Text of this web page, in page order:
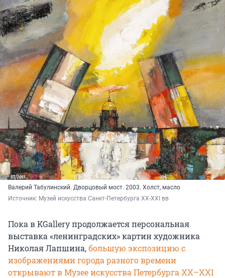
Валерий Табулинский. Дворцовый мост. 2003. Холст, масло
Источник: Музей искусства Санкт-Петербурга XX-XXI вв
Пока в KGallery продолжается персональная
выставка «ленинградских» картин художника
Николая Лапшина,большую экспозицию с
изображениями города разного времени
открывают в Музее искусства Петербурга XX–XXI